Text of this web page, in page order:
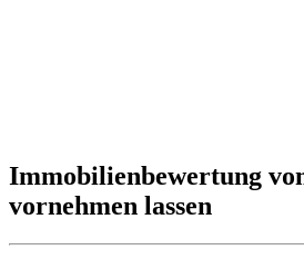
Immobilienbewertung
vornehmen lassen